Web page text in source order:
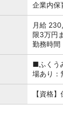
企業内保
月給
限3万円
勤務時間
■ふくう
場あり：
【資格